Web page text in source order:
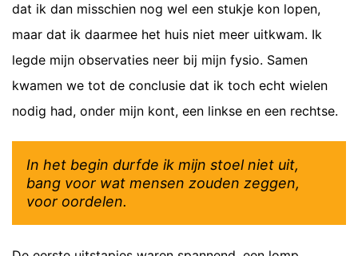
dat ik dan misschien nog wel een stukje kon lopen,
maar dat ik daarmee het huis niet meer uitkwam. Ik
legde mijn observaties neer bij mijn fysio. Samen
kwamen we tot de conclusie dat ik toch echt wielen
nodig had, onder mijn kont, een linkse en een rechtse.
In het begin durfde ik mijn stoel niet uit,
bang voor wat mensen zouden zeggen,
voor oordelen.